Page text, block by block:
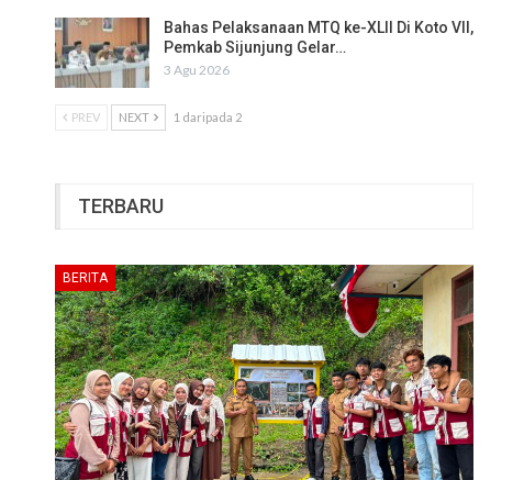
Bahas Pelaksanaan MTQ ke-XLII Di Koto VII,
Pemkab Sijunjung Gelar…
3 Agu 2026
PREV NEXT 1 daripada 2
TERBARU
BERITA